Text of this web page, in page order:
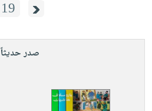
19
صدر حديثاً